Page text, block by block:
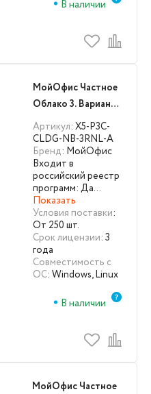
В наличии
МойОфис Частное
Облако 3. Вариант
исполнения ГОСТ.
Лицензия на
Обновление
сроком действия 3
года X5-P3C-CLDG-
NB-3RNL-A
Артикул: X5-P3C-
CLDG-NB-3RNL-A
Бренд: МойОфис
Входит в
российский реестр
программ: Да…
Показать
Условия поставки:
От 250 шт.
Срок лицензии: 3
года
Совместимость с
ОС: Windows, Linux
В наличии
МойОфис Частное